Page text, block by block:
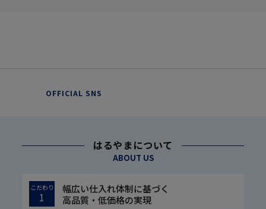
OFFICIAL SNS
はるやまについて
ABOUT US
こだわり
1
幅広い仕入れ体制に基づく
高品質・低価格の実現